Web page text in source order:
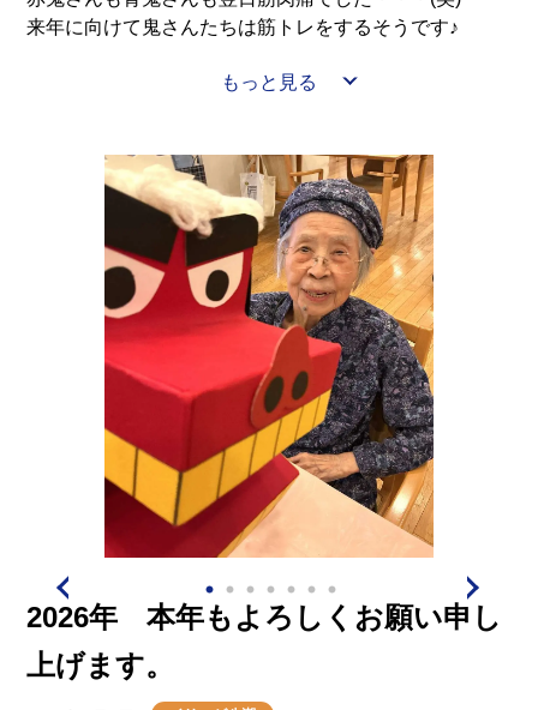
来年に向けて鬼さんたちは筋トレをするそうです♪
もっと見る
2026年 本年もよろしくお願い申し
上げます。